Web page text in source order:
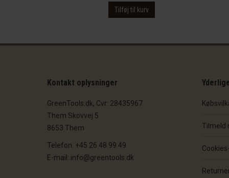
Tilføj til kurv
Kontakt oplysninger
GreenTools.dk, Cvr: 28435967
Them Skovvej 5
8653 Them
Telefon: +45 26 48 99 49
E-mail: info@greentools.dk
Tilmeld